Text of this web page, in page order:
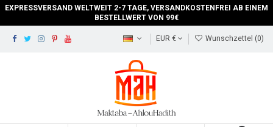
EXPRESSVERSAND WELTWEIT 2-7 TAGE, VERSANDKOSTENFREI AB EINEM
BESTELLWERT VON 99€
EUR € Wunschzettel (0)